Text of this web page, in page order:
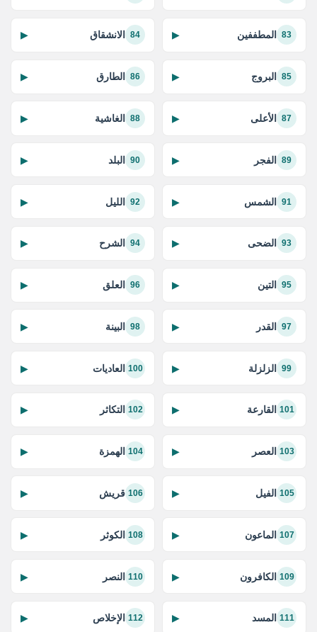
83 المطففين ▶
84 الانشقاق ▶
85 البروج ▶
86 الطارق ▶
87 الأعلى ▶
88 الغاشية ▶
89 الفجر ▶
90 البلد ▶
91 الشمس ▶
92 الليل ▶
93 الضحى ▶
94 الشرح ▶
95 التين ▶
96 العلق ▶
97 القدر ▶
98 البينة ▶
99 الزلزلة ▶
100 العاديات ▶
101 القارعة ▶
102 التكاثر ▶
103 العصر ▶
104 الهمزة ▶
105 الفيل ▶
106 قريش ▶
107 الماعون ▶
108 الكوثر ▶
109 الكافرون ▶
110 النصر ▶
111 المسد ▶
112 الإخلاص ▶